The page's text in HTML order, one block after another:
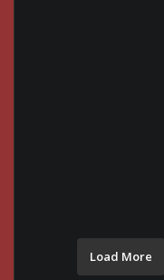
Load More